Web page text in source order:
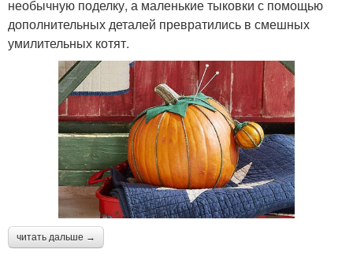
необычную поделку, а маленькие тыковки с помощью
дополнительных деталей превратились в смешных
умилительных котят.
читать дальше →